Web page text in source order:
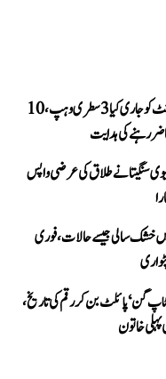
کانگریس نے پارٹی اراکین پارلیمنٹ کو جاری کیا 3 سطری وہپ، 10
سنگیتا نے طلاق کی عرضی واپس
48 اضلاع میں خشک سالی جیسے حالات، فوری
گن‘ پائلٹ بن کر رقم کی تاریخ،
پہلی خاتون